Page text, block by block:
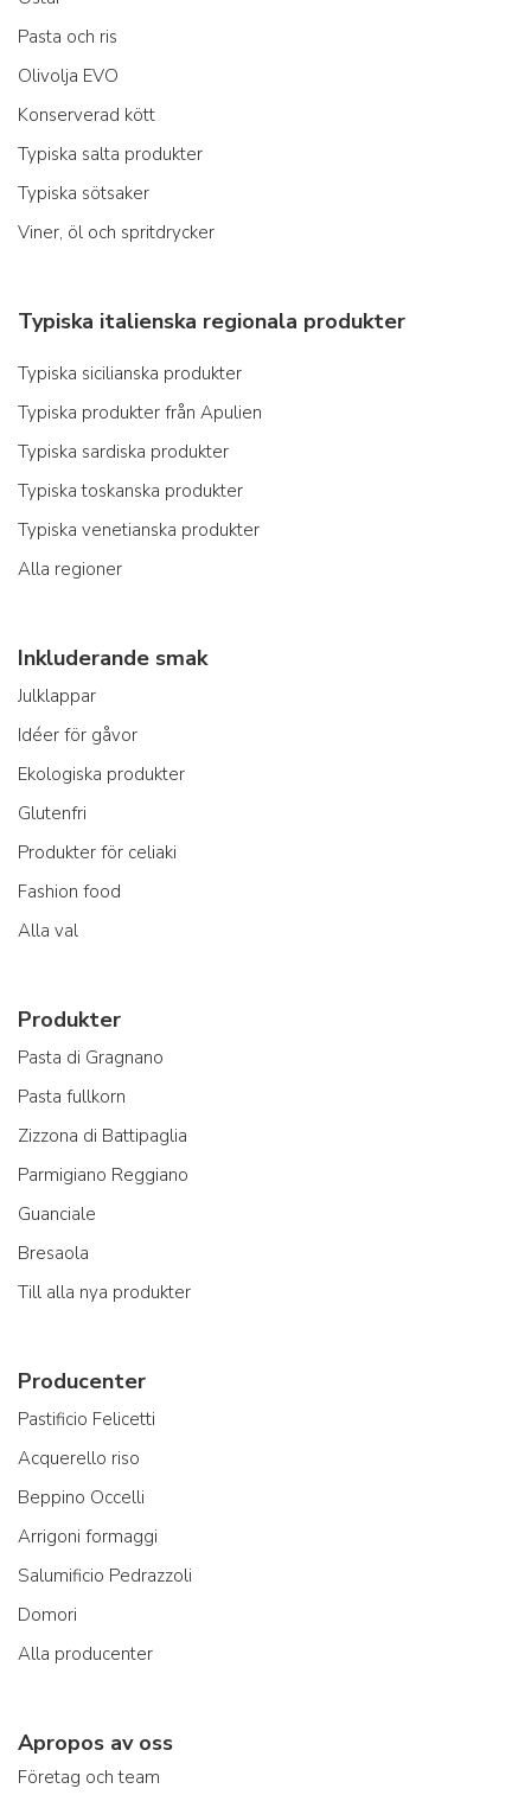
Pasta och ris
Olivolja EVO
Konserverad kött
Typiska salta produkter
Typiska sötsaker
Viner, öl och spritdrycker
Typiska italienska regionala produkter
Typiska sicilianska produkter
Typiska produkter från Apulien
Typiska sardiska produkter
Typiska toskanska produkter
Typiska venetianska produkter
Alla regioner
Inkluderande smak
Julklappar
Idéer för gåvor
Ekologiska produkter
Glutenfri
Produkter för celiaki
Fashion food
Alla val
Produkter
Pasta di Gragnano
Pasta fullkorn
Zizzona di Battipaglia
Parmigiano Reggiano
Guanciale
Bresaola
Till alla nya produkter
Producenter
Pastificio Felicetti
Acquerello riso
Beppino Occelli
Arrigoni formaggi
Salumificio Pedrazzoli
Domori
Alla producenter
Apropos av oss
Företag och team